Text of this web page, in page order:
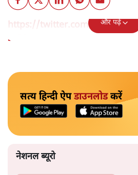
https://twitter.com/
s=20
और पढ़ें
सत्य हिन्दी ऐपडाउनलोडकरें
नेशनल ब्यूरो